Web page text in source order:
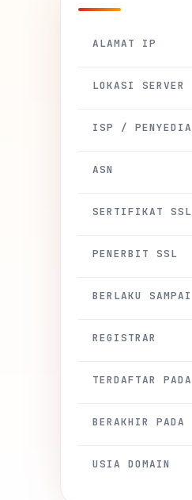
ALAMAT IP
LOKASI SERVER
ISP / PENYEDIA
ASN
SERTIFIKAT SSL
PENERBIT SSL
BERLAKU SAMPAI
REGISTRAR
TERDAFTAR PADA
BERAKHIR PADA
USIA DOMAIN